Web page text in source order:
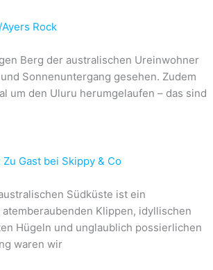
Rock
Berg der australischen Ureinwohner
Sonnenuntergang gesehen. Zudem
um den Uluru herumgelaufen – das sind
Gast bei Skippy & Co
Südküste ist ein
Klippen, idyllischen
Hügeln und unglaublich possierlichen
waren wir